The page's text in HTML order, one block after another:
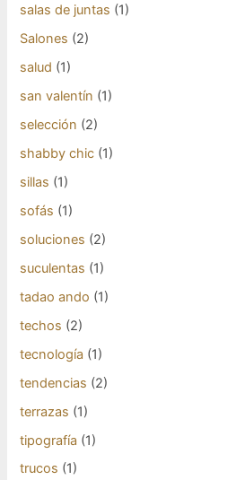
salas de juntas (1)
Salones (2)
salud (1)
san valentín (1)
selección (2)
shabby chic (1)
sillas (1)
sofás (1)
soluciones (2)
suculentas (1)
tadao ando (1)
techos (2)
tecnología (1)
tendencias (2)
terrazas (1)
tipografía (1)
trucos (1)